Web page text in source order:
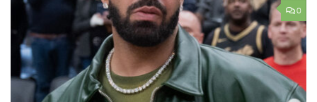
0